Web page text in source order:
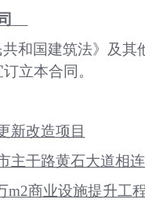
和国建筑法》及
立本合同。
新改造项目
主干路黄石大道相
m2商业设施提升工